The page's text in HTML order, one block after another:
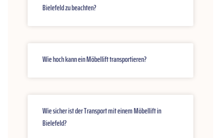
Bielefeld zu beachten?
Wie hoch kann ein Möbellift transportieren?
Wie sicher ist der Transport mit einem Möbellift in
Bielefeld?